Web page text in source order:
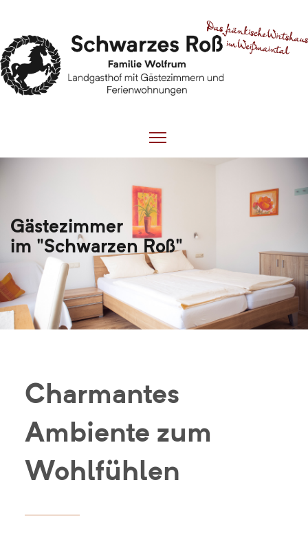
Gästezimmer
im "Schwarzen Roß"
Charmantes
Ambiente zum
Wohlfühlen